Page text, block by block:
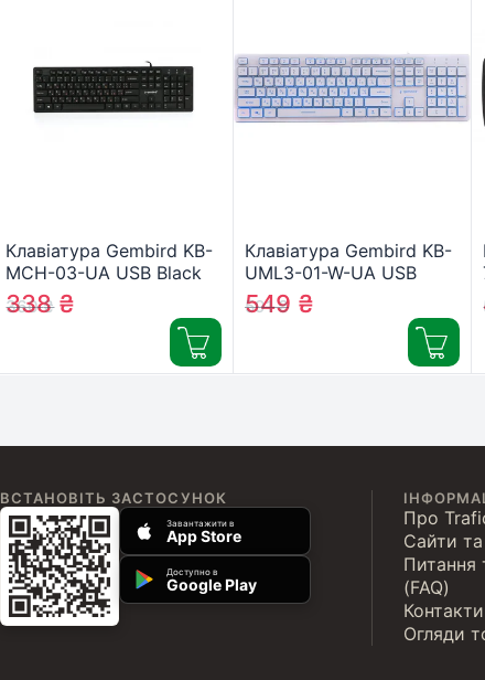
Клавіатура Gembird KB-
MCH-03-UA USB Black
(KB-MCH-03-UA)
360₴
338₴
Клавіатура Gembird KB-
UML3-01-W-UA USB
White (KB-UML3-01-W-
UA)
591₴
549 ₴
ВСТАНОВІТЬ ЗАСТОСУНОК
Завантажити в
App Store
Доступно в
Google Play
Про
Сайти
Питання
(FAQ)
Контакти
Огляди